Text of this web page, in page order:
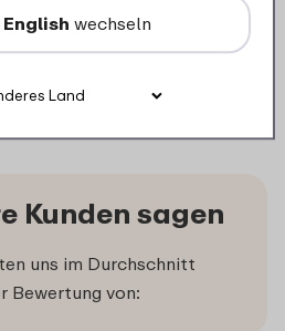
Kunden sagen
uns im Durchschnitt
Bewertung von:
English wechseln